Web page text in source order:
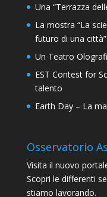
Una “Terrazza
La mostra “La
futuro di una città”
Un Teatro
EST Contest for
talento
Earth Day – La
Osservatorio
Visita il nuovo
Scopri le differenti
stiamo lavorando.